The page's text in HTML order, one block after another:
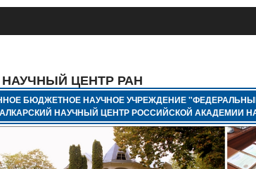
ЦЕНТР РАН
БЮДЖЕТНОЕ НАУЧНОЕ УЧРЕЖДЕНИЕ
НАУЧНЫЙ ЦЕНТР РОССИЙСКОЙ АКАДЕМИИ